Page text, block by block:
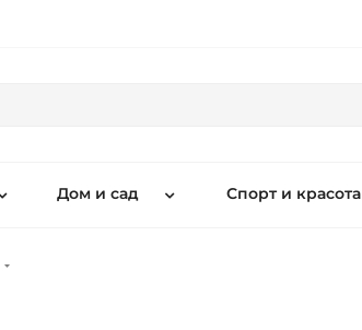
Дом и сад Спорт и красота